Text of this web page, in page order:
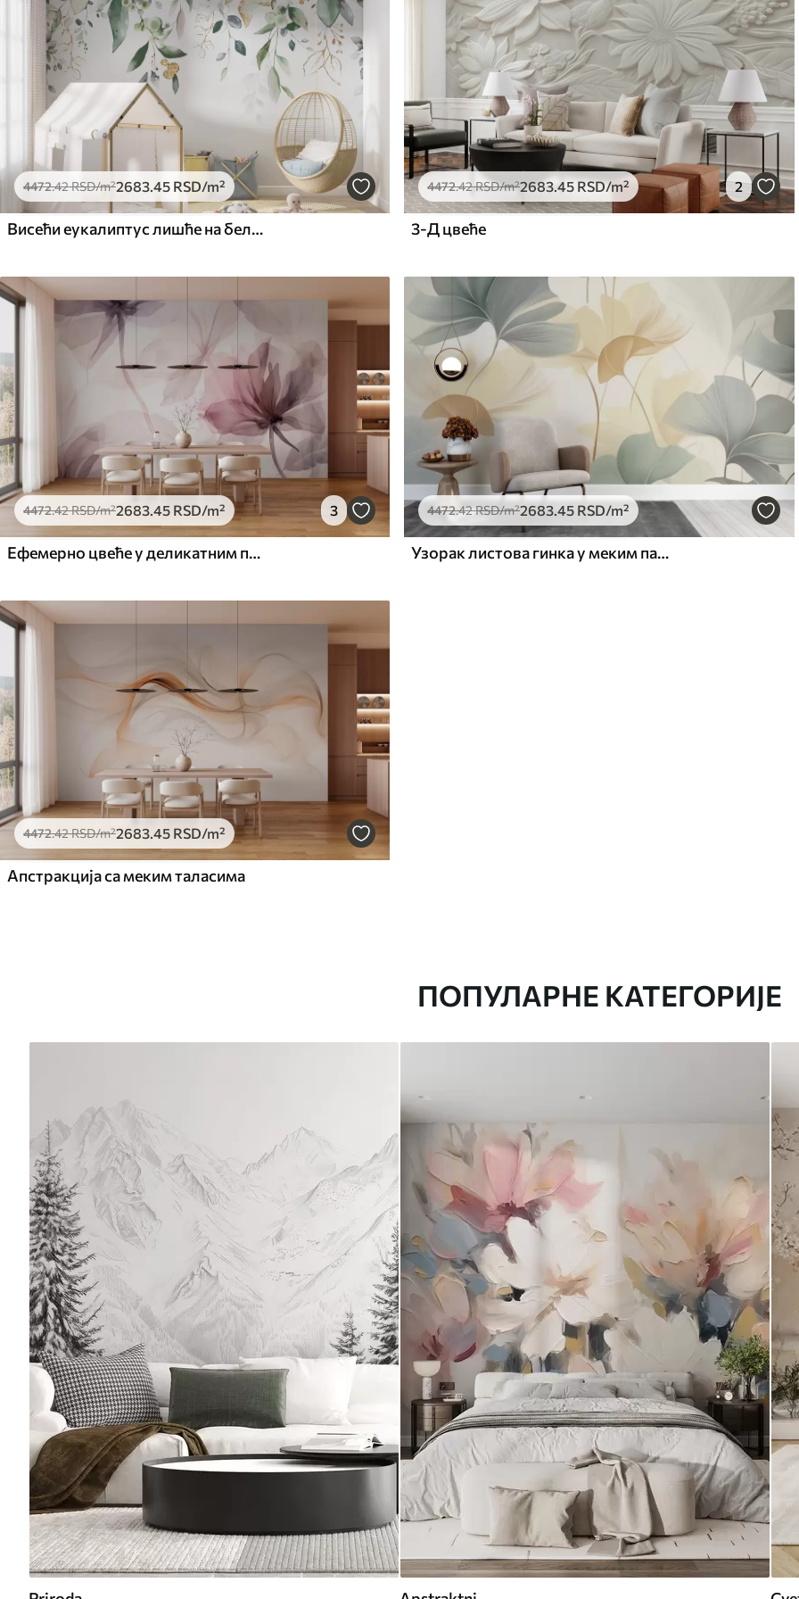
4472.42RSD/m²2683.45 RSD/m²
Висећи еукалиптус лишће на белој позадини
4472.42RSD/m²2683.45 RSD/m² 2
3-Д цвеће
4472.42RSD/m²2683 .45 RSD/m² 3
Ефемерно цвеће у деликатним пастелним бојама
4472.42RSD/m²2683 .45 RSD/m²
Узорак листова гинка у меким пастелним тоновима, мешајући зелене, жуте и крем нијансе да би се створио лаган и прозрачан осећај
4472.42RSD/m²2683.45 RSD/m²
Апстракција са меким таласима
ПОПУЛАРНЕ КАТЕГОРИЈЕ